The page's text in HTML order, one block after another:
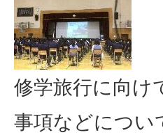
修学旅行に向け
事項などについ